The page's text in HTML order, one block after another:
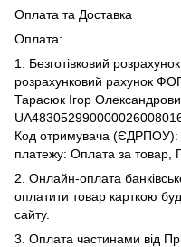
Оплата та Доставка
Оплата:
1. Безготівковий
розрахунковий рахунок
Тарасюк Ігор
Код отримувача (ЄДРПОУ):
платежу: Оплата за товар,
2. Онлайн-оплата
оплатити товар карткою
сайту.
3. Оплата частинами від